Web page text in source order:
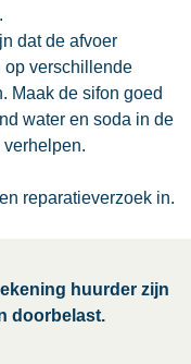
dat de afvoer
op verschillende
Maak de sifon goed
water en soda in de
verhelpen.
reparatieverzoek in.
huurder zijn
doorbelast.